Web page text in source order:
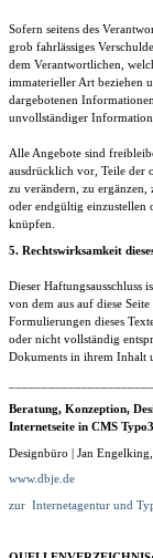
Sofern seitens des
grob fahrlässiges
dem Verantwortlichen,
immaterieller Art beziehen
dargebotenen
unvollständiger
Alle Angebote sind
ausdrücklich vor, Teile der
zu verändern, zu
oder endgültig einzustellen
knüpfen.
5. Rechtswirksamkeit
Dieser Haftungsausschluss
von dem aus auf diese
Formulierungen dieses
oder nicht vollständig
Dokuments in ihrem Inhalt
Beratung, Konzeption,
Internetseite in CMS
Designbüro | Jan
www.dbje.de
zur Internetagentur und